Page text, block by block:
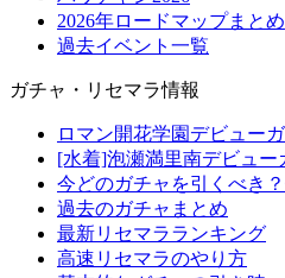
2026年ロードマップまとめ
過去イベント一覧
ガチャ・リセマラ情報
ロマン開花学園デビュー
[水着]泡瀬満里南デビュー
今どのガチャを引くべき
過去のガチャまとめ
最新リセマラランキング
高速リセマラのやり方